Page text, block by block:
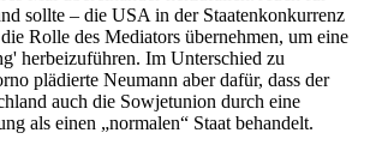
sollte – die USA in der Staatenkonkurrenz
Rolle des Mediators übernehmen, um eine
herbeizuführen. Im Unterschied zu
plädierte Neumann aber dafür, dass der
auch die Sowjetunion durch eine
als einen „normalen“ Staat behandelt.